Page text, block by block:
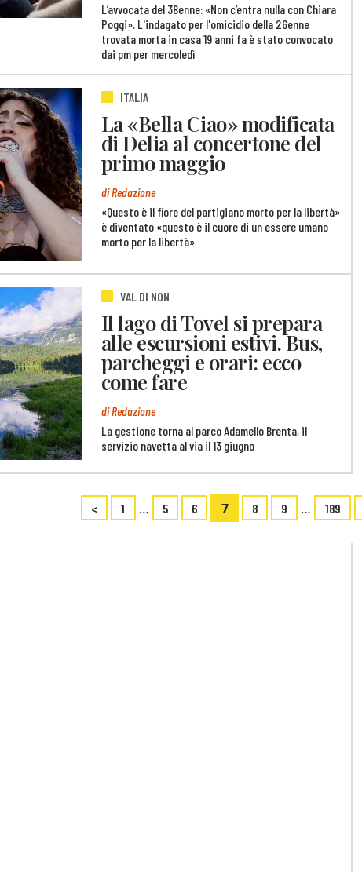
L’avvocata del 38enne: «Non c’entra nulla con Chiara
Poggi». L'indagato per l'omicidio della 26enne
trovata morta in casa 19 anni fa è stato convocato
dai pm per mercoledì
ITALIA
La «Bella Ciao» modificata
di Delia al concertone del
primo maggio
di Redazione
«Questo è il fiore del partigiano morto per la libertà»
è diventato «questo è il cuore di un essere umano
morto per la libertà»
VAL DI NON
Il lago di Tovel si prepara
alle escursioni estivi. Bus,
parcheggi e orari: ecco
come fare
di Redazione
La gestione torna al parco Adamello Brenta, il
servizio navetta al via il 13 giugno
< 1 … 5 6 7 8 9 … 189